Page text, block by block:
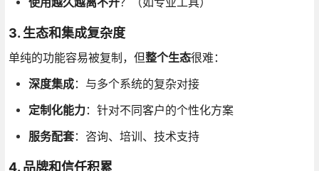
3. 生态和集成复杂度
单纯的功能容易被复制，但整个生态很难：
深度集成：与多个系统的复杂对接
定制化能力：针对不同客户的个性化方案
服务配套：咨询、培训、技术支持
4. 品牌和信任积累